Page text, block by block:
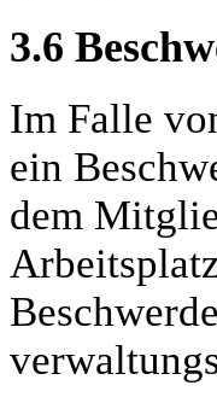
3.6
Im Falle
ein
dem